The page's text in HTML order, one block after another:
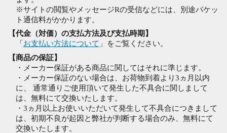
※サイトの閲覧やメッセージRの受信などには、別途パケッ
ト通信料がかかります。
【代金（対価）の支払方法及び支払時期】
「 お支払い方法について 」をご覧ください。
【商品の保証】
・メーカー保証がある商品に関してはそれに準じます。
・メーカー保証のない場合は、お荷物到着より3ヵ月以内
に、 通常通りご使用頂いて発生した不具合に関しまして
は、無料にて交換いたします。
・3ヵ月以上お使いいただいて発生して不具合につきまして
は、初期不良が起因と弊社が判断する場合のみ、無料にて
交換いたします。